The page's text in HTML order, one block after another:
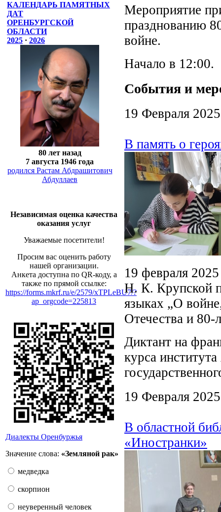
КАЛЕНДАРЬ ПАМЯТНЫХ
ДАТ
ОРЕНБУРГСКОЙ
ОБЛАСТИ
2025 · 2026
80 лет назад
7 августа 1946 года
родился Растам Абдрашитович
Абдуллаев
Независимая оценка качества
оказания услуг
Уважаемые посетители!
Просим вас оценить работу
нашей организации.
Анкета доступна по QR-коду, а
также по прямой ссылке:
https://forms.mkrf.ru/e/2579/xTPLeBU7/?
ap_orgcode=225813
Диалекты Оренбуржья
Значение слова: «Земляной рак»
медведка
скорпион
неуверенный человек
Мероприятие
празднованию
войне.
Начало в 12:00.
События и
19 Февраля 2025
В память о
19 февраля
Н. К. Крупской
языках „О
Отечества и
Диктант на
курса
19 Февраля 2025
В областной
«Иностранки»